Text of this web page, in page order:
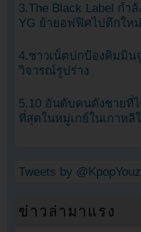
3.The Black Label กำ
YG ย้ายอฟฟิศไปตึกให
4.ชาวเน็ตปกป้องคิมมิน
วิจารณ์รูปร่าง
5.10 อันดับคนดังชายที่
ที่สุดในหมู่เกย์ในเกาหลี
Tweets by
ข่าวล่ามาแรง